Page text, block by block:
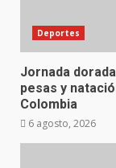
Deportes
Jornada
pesas y
Colombia
6 agosto, 2026